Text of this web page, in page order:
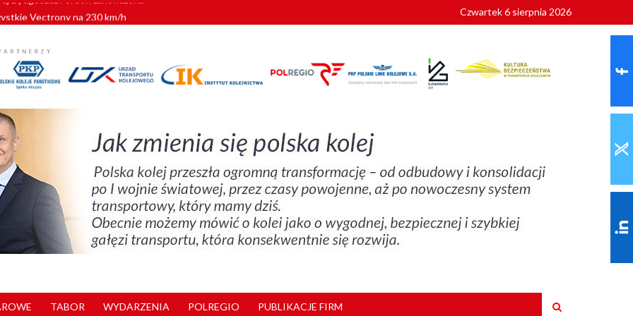
Vectrony na 230 km/h
GySEV gotowe
alkoholu i wjeżdżają na tory
Bydgoszcz Fordon zakończona
Czwartek 6 sierpnia 2026
TABOR WYDARZENIA POLREGIO PUBLIKACJE FIRM